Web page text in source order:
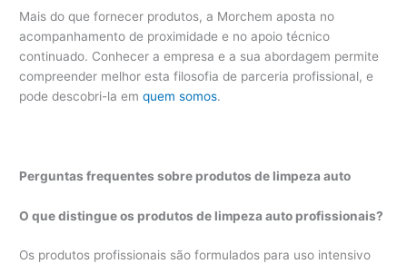
Mais do que fornecer produtos, a Morchem aposta no
acompanhamento de proximidade e no apoio técnico
continuado. Conhecer a empresa e a sua abordagem permite
compreender melhor esta filosofia de parceria profissional, e
pode descobri-la emquem somos.
Perguntas frequentes sobre produtos de limpeza auto
O que distingue os produtos de limpeza auto profissionais?
Os produtos profissionais são formulados para uso intensivo